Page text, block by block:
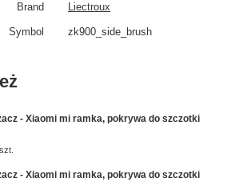
Brand Liectroux
Symbol zk900_side_brush
- Xiaomi mi ramka, pokrywa do szczotki
szt.
- Xiaomi mi ramka, pokrywa do szczotki